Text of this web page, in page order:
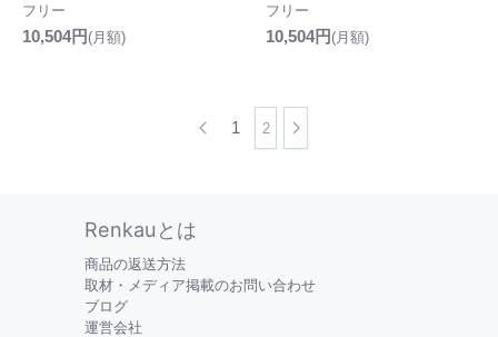
フリー
10,504円(月額)
フリー
10,504円(月額)
1 2
Renkauとは
商品の返送方法
取材・メディア掲載のお問い合わせ
ブログ
運営会社